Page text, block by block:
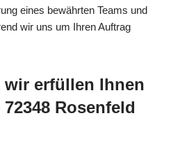
eines bewährten Teams und
wir uns um Ihren Auftrag
erfüllen Ihnen
Rosenfeld